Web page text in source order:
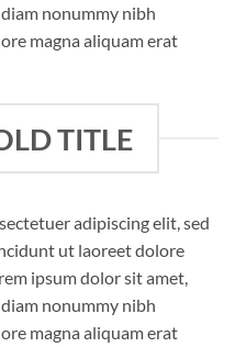
nonummy nibh
magna aliquam erat
TITLE
adipiscing elit, sed
ut laoreet dolore
ipsum dolor sit amet,
nonummy nibh
magna aliquam erat